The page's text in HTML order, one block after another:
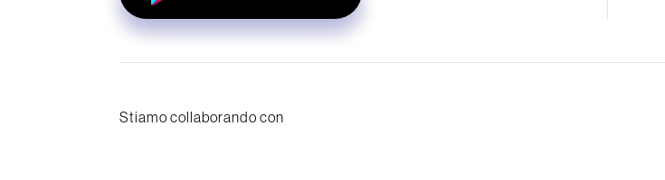
Stiamo collaborando con